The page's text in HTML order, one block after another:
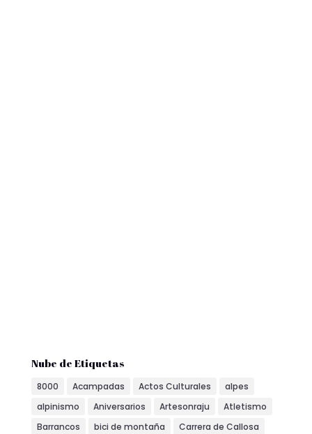
Nube de Etiquetas
8000 Acampadas Actos Culturales
alpes
alpinismo
Aniversarios Artesonraju
Atletismo
Barrancos
bici de montaña
Carrera de Callosa